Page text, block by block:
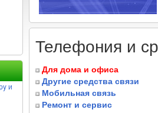
и
Телефония и
Для дома и офиса
Другие средства связи
Мобильная связь
Ремонт и сервис